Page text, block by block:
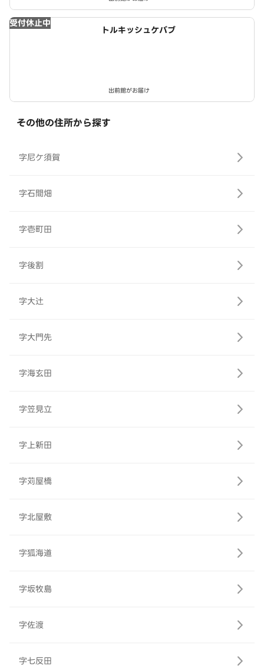
受付休止中
トルキッシュケバブ
出前館がお届け
その他の住所から探す
字尼ケ須賀
字石間畑
字壱町田
字後割
字大辻
字大門先
字海玄田
字笠見立
字上新田
字苅屋橋
字北屋敷
字狐海道
字坂牧島
字佐渡
字七反田